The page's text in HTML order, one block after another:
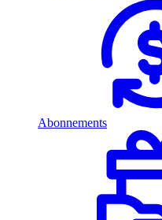
Abonnements